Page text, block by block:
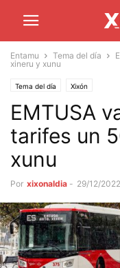
Entamu Tema del día
xineru y xunu
Tema del día Xixón
EMTUSA
tarifes un
xunu
Por xixonaldia - 29/12/2022